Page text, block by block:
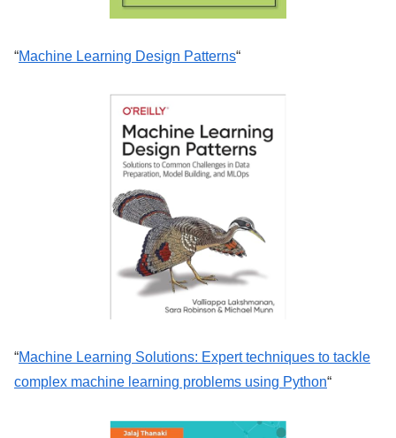
“Machine Learning Design Patterns“
“Machine Learning Solutions: Expert techniques to tackle
complex machine learning problems using Python“